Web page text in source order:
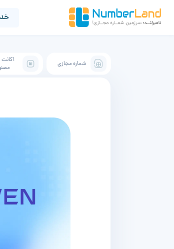
شماره مجازی